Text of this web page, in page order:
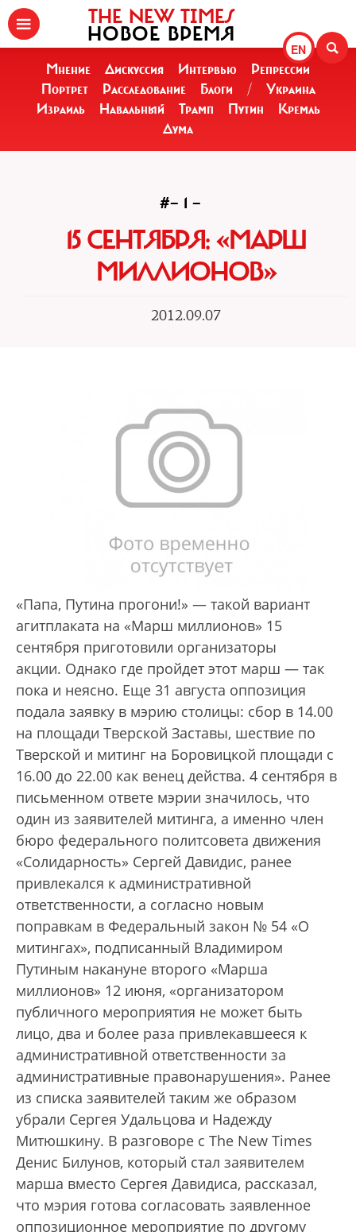
EN
THE NEW TIMES
НОВОЕ ВРЕМЯ
Мнение Дискуссия Интервью
Репрессии
Портрет
Расследование Блоги /
Украина
Израиль
Навальный Трамп Путин
Кремль
Дума
#— 1 —
15 СЕНТЯБРЯ: «МАРШ
МИЛЛИОНОВ»
2012.09.07
«Папа, Путина прогони!» — такой вариант
агитплаката на «Марш миллионов» 15
сентября приготовили организаторы
акции. Однако где пройдет этот марш — так
пока и неясно. Еще 31 августа оппозиция
подала заявку в мэрию столицы: сбор в 14.00
на площади Тверской Заставы, шествие по
Тверской и митинг на Боровицкой площади с
16.00 до 22.00 как венец действа. 4 сентября в
письменном ответе мэрии значилось, что
один из заявителей митинга, а именно член
бюро федерального политсовета движения
«Солидарность» Сергей Давидис, ранее
привлекался к административной
ответственности, а согласно новым
поправкам в Федеральный закон № 54 «О
митингах», подписанный Владимиром
Путиным накануне второго «Марша
миллионов» 12 июня, «организатором
публичного мероприятия не может быть
лицо, два и более раза привлекавшееся к
административной ответственности за
административные правонарушения». Ранее
из списка заявителей таким же образом
убрали Сергея Удальцова и Надежду
Митюшкину. В разговоре с The New Times
Денис Билунов, который стал заявителем
марша вместо Сергея Давидиса, рассказал,
что мэрия готова согласовать заявленное
оппозиционное мероприятие по другому